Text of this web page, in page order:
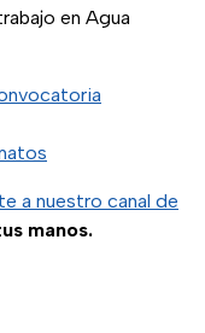
en Agua
a nuestro canal de
manos.